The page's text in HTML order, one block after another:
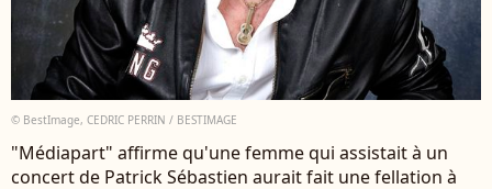
© BestImage, CEDRIC PERRIN / BESTIMAGE
"Médiapart" affirme qu'une femme qui assistait à un
concert de Patrick Sébastien aurait fait une fellation à